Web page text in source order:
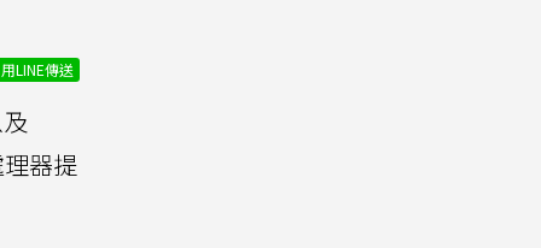
用LINE傳送
器提